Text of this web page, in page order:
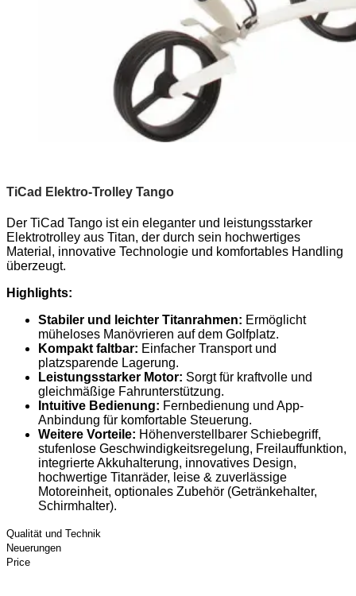
TiCad Elektro-Trolley Tango
Der TiCad Tango ist ein eleganter und leistungsstarker
Elektrotrolley aus Titan, der durch sein hochwertiges
Material, innovative Technologie und komfortables Handling
überzeugt.
Highlights:
Stabiler und leichter Titanrahmen: Ermöglicht
müheloses Manövrieren auf dem Golfplatz.
Kompakt faltbar: Einfacher Transport und
platzsparende Lagerung.
Leistungsstarker Motor: Sorgt für kraftvolle und
gleichmäßige Fahrunterstützung.
Intuitive Bedienung: Fernbedienung und App-
Anbindung für komfortable Steuerung.
Weitere Vorteile: Höhenverstellbarer Schiebegriff,
stufenlose Geschwindigkeitsregelung, Freilauffunktion,
integrierte Akkuhalterung, innovatives Design,
hochwertige Titanräder, leise & zuverlässige
Motoreinheit, optionales Zubehör (Getränkehalter,
Schirmhalter).
Qualität und Technik
Neuerungen
Price